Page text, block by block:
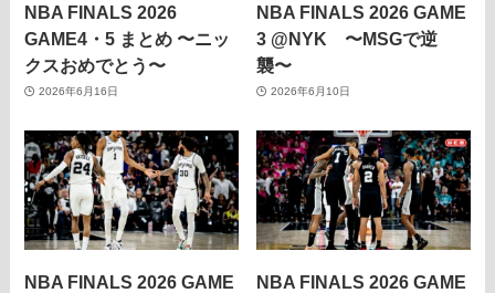
NBA FINALS 2026
GAME4・5 まとめ 〜ニッ
クスおめでとう〜
2026年6月16日
NBA FINALS 2026 GAME
3 @NYK 〜MSGで逆
襲〜
2026年6月10日
NBA FINALS 2026 GAME
NBA FINALS 2026 GAME